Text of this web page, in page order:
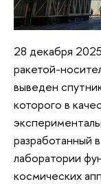
28 декабря
ракетой-
выведен
которого в
разработанный
лаборатории
космических